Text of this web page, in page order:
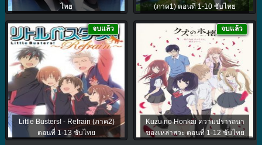
ไทย
(ภาค1) ตอนที่ 1-10 ซับไทย
Little Busters! - Refrain (ภาค2)
ตอนที่ 1-13 ซับไทย
จบแล้ว
Kuzu no Honkai ความปรารถนา
ของเหล่าสวะ ตอนที่ 1-12 ซับไทย
จบแล้ว